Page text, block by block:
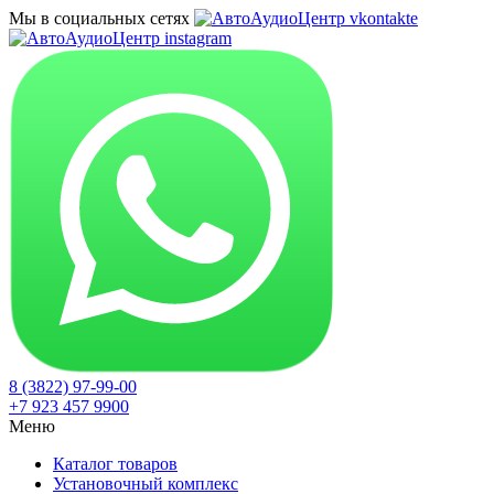
Мы в социальных сетях
8 (3822) 97-99-00
+7 923 457 9900
Меню
Каталог товаров
Установочный комплекс